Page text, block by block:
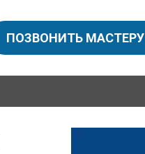
ПОЗВОНИТЬ МАСТЕРУ